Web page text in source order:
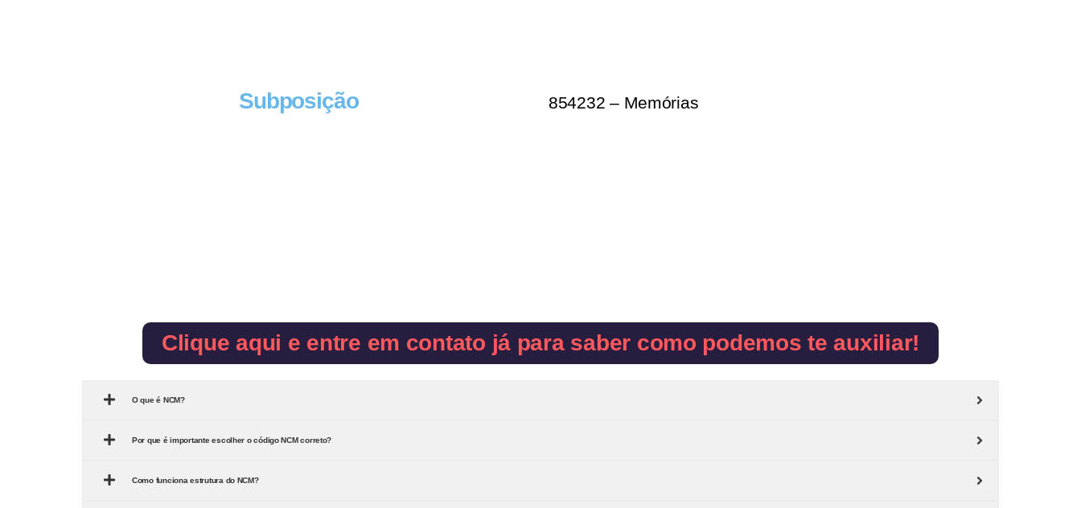
Subposição 854232 – Memórias
Clique aqui e entre em contato já para saber como podemos te auxiliar!
O que é NCM?
Por que é importante escolher o código NCM correto?
Como funciona estrutura do NCM?